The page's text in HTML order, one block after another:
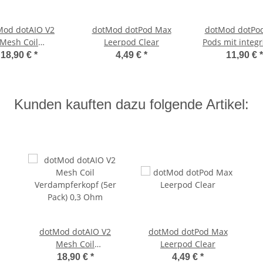
dotAIO V2
Mesh Coil
(5er
18,90 € *
dotMod dotPod Max
Leerpod Clear
4,49 € *
dotMod
Pods mit
Coils (x2) 1,0
11,90 € *
Kunden kauften dazu folgende Artikel:
dotMod dotAIO V2
Mesh Coil
Verdampferkopf (5er
18,90 € *
dotMod dotPod Max
Leerpod Clear
4,49 € *